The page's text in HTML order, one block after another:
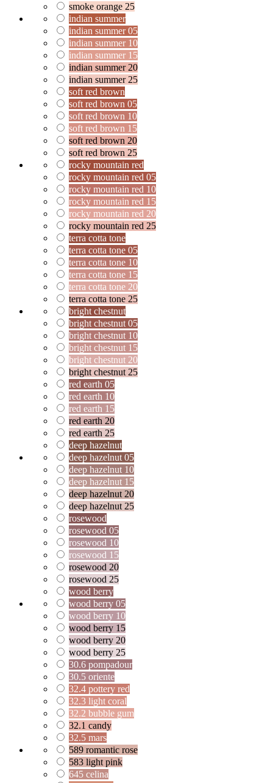
smoke orange 25
indian summer
indian summer 05
indian summer 10
indian summer 15
indian summer 20
indian summer 25
soft red brown
soft red brown 05
soft red brown 10
soft red brown 15
soft red brown 20
soft red brown 25
rocky mountain red
rocky mountain red 05
rocky mountain red 10
rocky mountain red 15
rocky mountain red 20
rocky mountain red 25
terra cotta tone
terra cotta tone 05
terra cotta tone 10
terra cotta tone 15
terra cotta tone 20
terra cotta tone 25
bright chestnut
bright chestnut 05
bright chestnut 10
bright chestnut 15
bright chestnut 20
bright chestnut 25
red earth 05
red earth 10
red earth 15
red earth 20
red earth 25
deep hazelnut
deep hazelnut 05
deep hazelnut 10
deep hazelnut 15
deep hazelnut 20
deep hazelnut 25
rosewood
rosewood 05
rosewood 10
rosewood 15
rosewood 20
rosewood 25
wood berry
wood berry 05
wood berry 10
wood berry 15
wood berry 20
wood berry 25
30.6 pompadour
30.5 oriente
32.4 pottery red
32.3 light coral
32.2 bubble gum
32.1 candy
32.5 mars
589 romantic rose
583 light pink
645 celina